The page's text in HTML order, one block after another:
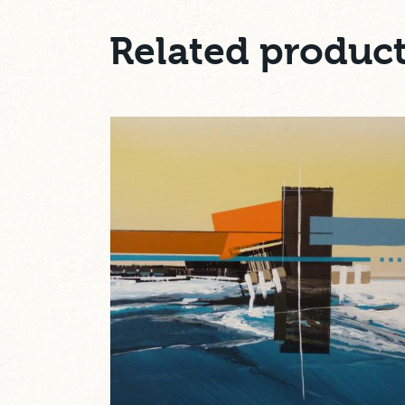
Related